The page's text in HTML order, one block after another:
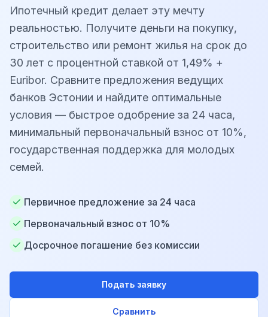
Ипотечный кредит делает эту мечту
реальностью. Получите деньги на покупку,
строительство или ремонт жилья на срок до
30 лет с процентной ставкой от 1,49% +
Euribor. Сравните предложения ведущих
банков Эстонии и найдите оптимальные
условия — быстрое одобрение за 24 часа,
минимальный первоначальный взнос от 10%,
государственная поддержка для молодых
семей.
Первичное предложение за 24 часа
Первоначальный взнос от 10%
Досрочное погашение без комиссии
Подать заявку
Сравнить